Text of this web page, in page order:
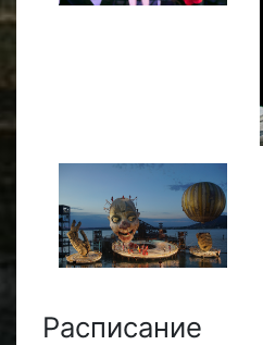
Расписание